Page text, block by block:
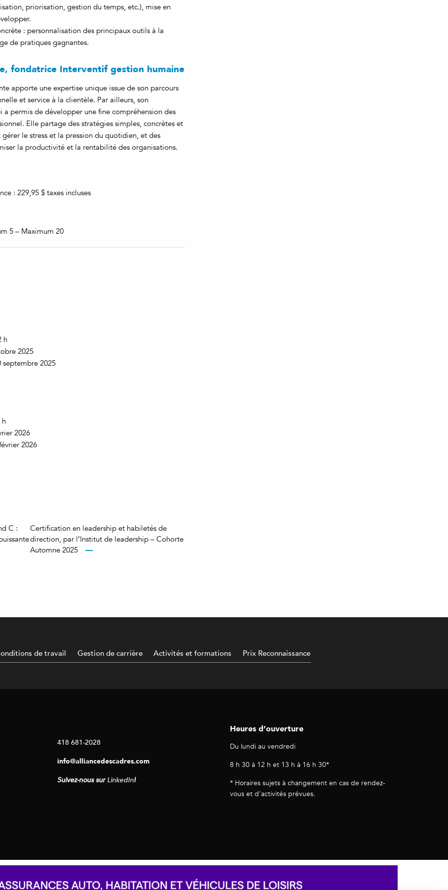
priorisation, gestion du temps, etc.), mise en
: personnalisation des principaux outils à la
de pratiques gagnantes.
fondatrice Interventif gestion humaine
apporte une expertise unique issue de son parcours
et service à la clientèle. Par ailleurs, son
a permis de développer une fine compréhension des
Elle partage des stratégies simples, concrètes et
le stress et la pression du quotidien, et des
la productivité et la rentabilité des organisations.
: 229,95 $ taxes incluses
5 – Maximum 20
h
2025
septembre 2025
h
2026
2026
C :
Certification en leadership et habiletés de
direction, par l’Institut de leadership – Cohorte
Automne 2025
de travail Gestion de carrière Activités et formations Prix Reconnaissance
418 681-2028
info@alliancedescadres.com
Suivez-nous surLinkedIn!
Heures d’ouverture
Du lundi au vendredi
8 h 30 à 12 h et 13 h à 16 h 30*
* Horaires sujets à changement en cas de rendez-
vous et d’activités prévues.